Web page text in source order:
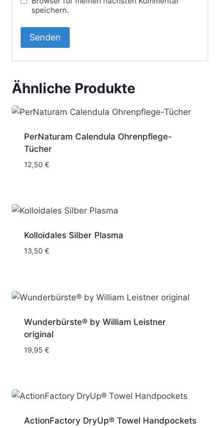
speichern.
Ähnliche Produkte
PerNaturam Calendula Ohrenpflege-
Tücher
12,50 €
Kolloidales Silber Plasma
13,50 €
Wunderbürste® by William Leistner
original
19,95 €
ActionFactory DryUp® Towel Handpockets